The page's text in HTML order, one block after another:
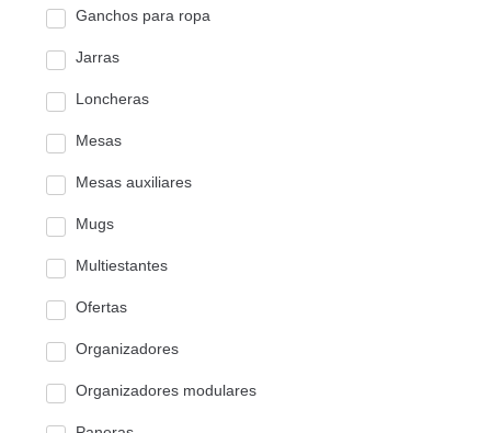
Ganchos para ropa
Jarras
Loncheras
Mesas
Mesas auxiliares
Mugs
Multiestantes
Ofertas
Organizadores
Organizadores modulares